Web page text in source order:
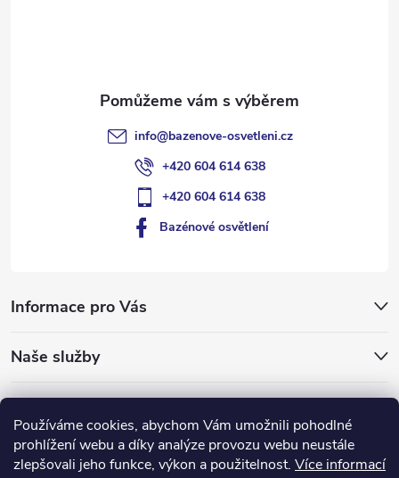
Používáme cookies, abychom Vám umožnili pohodlné
prohlížení webu a díky analýze provozu webu neustále
zlepšovali jeho funkce, výkon a použitelnost. Více informací
Informace pro Vás
Naše služby
info@bazenove-osvetleni.cz
+420 604 614 638
+420 604 614 638
Bazénové osvětlení
ledlumin.cz